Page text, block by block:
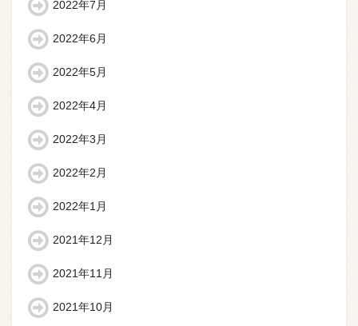
2022年7月
2022年6月
2022年5月
2022年4月
2022年3月
2022年2月
2022年1月
2021年12月
2021年11月
2021年10月